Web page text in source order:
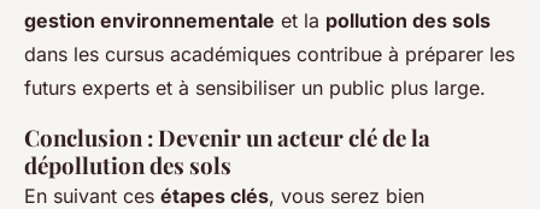
gestion environnementale et la pollution des sols
dans les cursus académiques contribue à préparer les
futurs experts et à sensibiliser un public plus large.
Conclusion : Devenir un acteur clé de la
dépollution des sols
En suivant ces étapes clés, vous serez bien